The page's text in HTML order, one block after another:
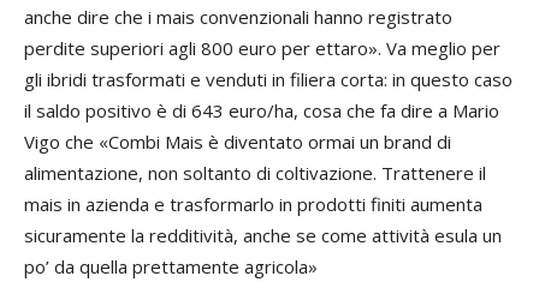
anche dire che i mais convenzionali hanno registrato
perdite superiori agli 800 euro per ettaro». Va meglio per
gli ibridi trasformati e venduti in filiera corta: in questo caso
il saldo positivo è di 643 euro/ha, cosa che fa dire a Mario
Vigo che «Combi Mais è diventato ormai un brand di
alimentazione, non soltanto di coltivazione. Trattenere il
mais in azienda e trasformarlo in prodotti finiti aumenta
sicuramente la redditività, anche se come attività esula un
po’ da quella prettamente agricola»